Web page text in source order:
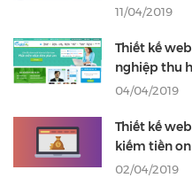
11/04/2019
Thiết kế
nghiệp thu
04/04/2019
Thiết kế
kiếm tiền
02/04/2019